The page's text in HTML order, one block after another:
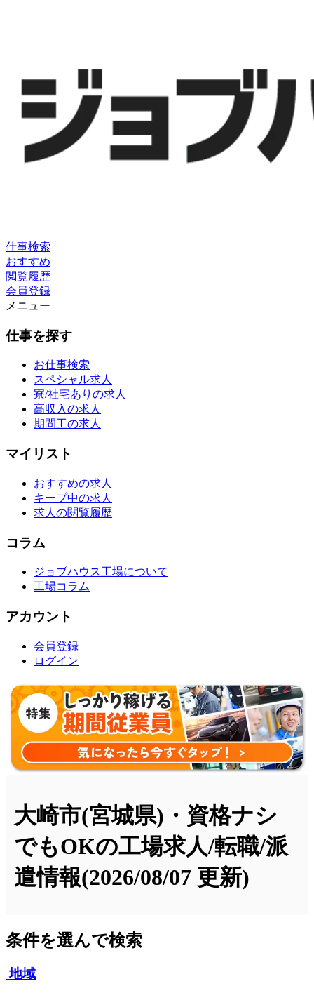
仕事検索
おすすめ
閲覧履歴
会員登録
メニュー
仕事を探す
お仕事検索
スペシャル求人
寮/社宅ありの求人
高収入の求人
期間工の求人
マイリスト
おすすめの求人
キープ中の求人
求人の閲覧履歴
コラム
ジョブハウス工場について
工場コラム
アカウント
会員登録
ログイン
大崎市(宮城県)・資格ナシ
でもOKの工場求人/転職/派
遣情報(2026/08/07 更新)
条件を選んで検索
地域